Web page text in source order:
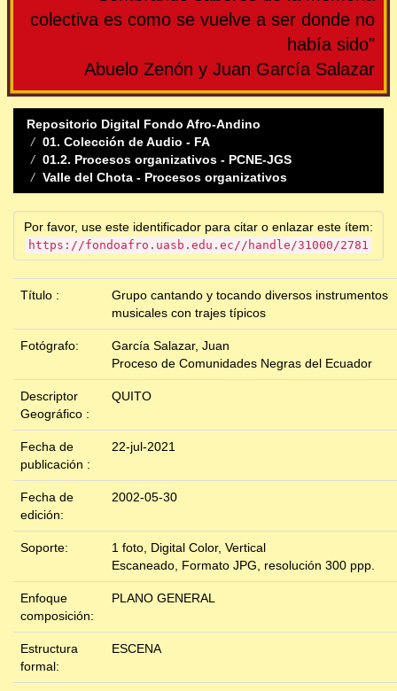
colectiva es como se vuelve a ser donde no
había sido"
Abuelo Zenón y Juan García Salazar
Repositorio Digital Fondo Afro-Andino
01. Colección de Audio - FA
01.2. Procesos organizativos - PCNE-JGS
Valle del Chota - Procesos organizativos
Por favor, use este identificador para citar o enlazar este ítem:
https://fondoafro.uasb.edu.ec//handle/31000/2781
Título :
Grupo cantando y tocando diversos instrumentos
musicales con trajes típicos
Fotógrafo:
García Salazar, Juan
Proceso de Comunidades Negras del Ecuador
Descriptor
Geográfico :
QUITO
Fecha de
publicación :
22-jul-2021
Fecha de
edición:
2002-05-30
Soporte:
1 foto, Digital Color, Vertical
Escaneado, Formato JPG, resolución 300 ppp.
Enfoque
composición:
PLANO GENERAL
Estructura
formal:
ESCENA